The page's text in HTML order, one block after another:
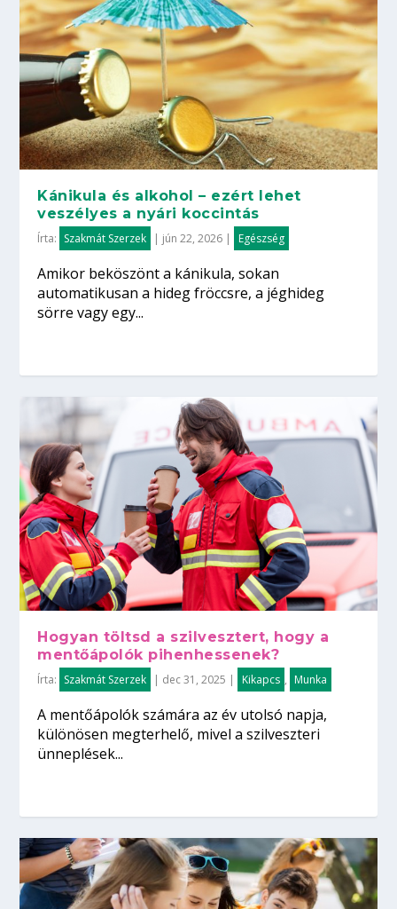
Kánikula és alkohol – ezért lehet
veszélyes a nyári koccintás
Írta: Szakmát Szerzek | jún 22, 2026 | Egészség
Amikor beköszönt a kánikula, sokan
automatikusan a hideg fröccsre, a jéghideg
sörre vagy egy...
Hogyan töltsd a szilvesztert, hogy a
mentőápolók pihenhessenek?
Írta: Szakmát Szerzek | dec 31, 2025 | Kikapcs , Munka
A mentőápolók számára az év utolsó napja,
különösen megterhelő, mivel a szilveszteri
ünneplések...